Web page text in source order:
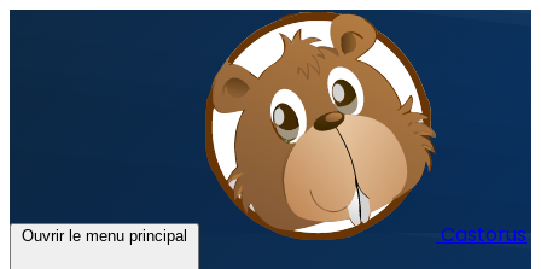
Ouvrir le menu principal Castorus